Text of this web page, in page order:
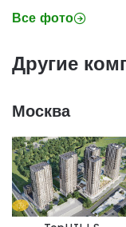
Все фото
Другие
Москва